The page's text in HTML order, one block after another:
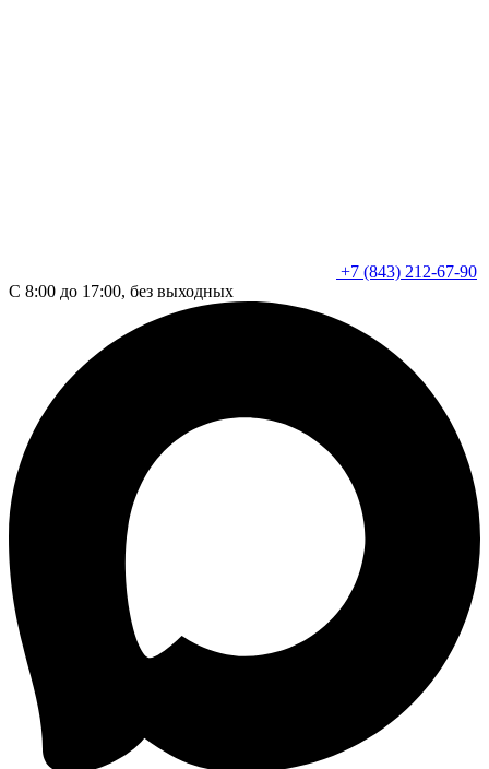
+7 (843) 212-67-90
С 8:00 до 17:00, без выходных